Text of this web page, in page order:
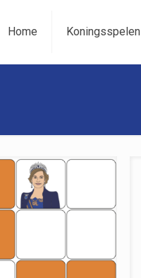
Home Koningsspelen